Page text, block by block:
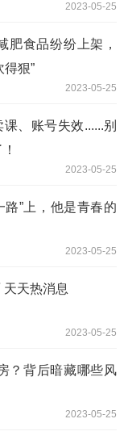
2023-05-25
肥食品纷纷上架，
得狠”
2023-05-25
、账号失效......别
2023-05-25
路”上，他是青春的
2023-05-25
天热消息
2023-05-25
？背后暗藏哪些风
2023-05-25